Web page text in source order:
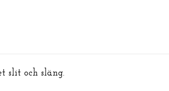
slit och släng.